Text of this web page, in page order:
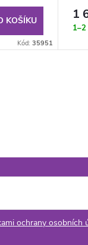
KOŠÍKU
Kód: 35951
1
ochrany osobních